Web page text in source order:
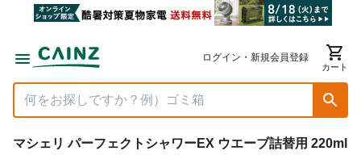
ログイン・新規会員登録
カート
マシェリ パーフェクトシャワーEX ウエーブ詰替用 220ml